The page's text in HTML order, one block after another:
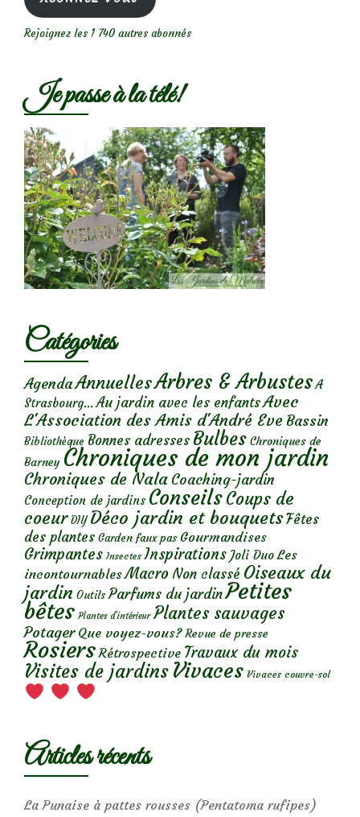
Rejoignez les 1 740 autres abonnés
Je passe à la télé!
Catégories
AgendaAnnuellesArbres & Arbustes A
Strasbourg... Au jardin avec les enfantsAvec
L'Association des Amis d'André Eve Bassin
Bibliothèque Bonnes adresses Bulbes Chroniques de
Barney Chroniques de mon jardin
Chroniques de Nala Coaching-jardin
Conception de jardins ConseilsCoups de
coeur DIY Déco jardin et bouquetsFêtes
des plantes Garden faux pas Gourmandises
Grimpantes Insectes Inspirations Joli Duo Les
incontournables Macro Non classé Oiseaux du
jardin Outils Parfums du jardinPetites
bêtes Plantes d’intérieur Plantes sauvages
Potager Que voyez-vous? Revue de presse
Rosiers Rétrospective Travaux du mois
Visites de jardins Vivaces Vivaces couvre-sol
Articles récents
La Punaise à pattes rousses (Pentatoma rufipes)